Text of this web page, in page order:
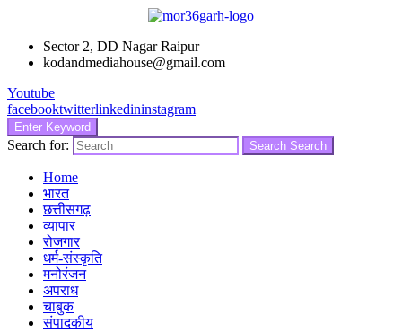
Sector 2, DD Nagar Raipur
kodandmediahouse@gmail.com
Youtube
facebooktwitterlinkedininstagram
Enter Keyword
Search for: Search Search
Home
भारत
छत्तीसगढ़
व्यापार
रोजगार
धर्म-संस्कृति
मनोरंजन
अपराध
चाबुक
संपादकीय